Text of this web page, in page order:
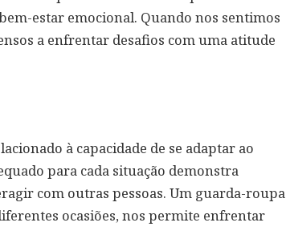
estar emocional. Quando nos sentimos
a enfrentar desafios com uma atitude
à capacidade de se adaptar ao
para cada situação demonstra
com outras pessoas. Um guarda-roupa
ocasiões, nos permite enfrentar